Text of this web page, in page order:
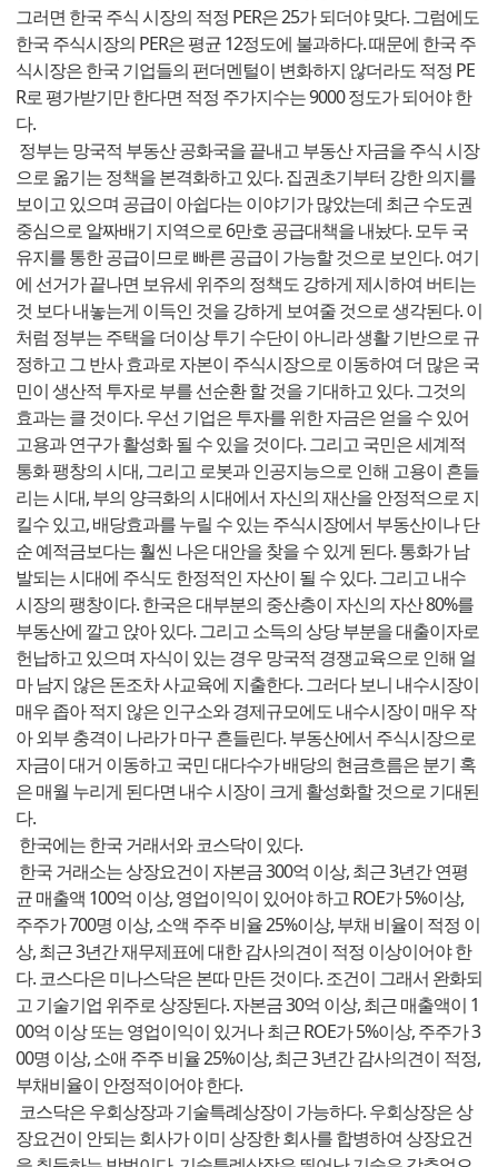
그러면 한국 주식 시장의 적정 PER은 25가 되더야 맞다. 그럼에도
한국 주식시장의 PER은 평균 12정도에 불과하다. 때문에 한국 주
식시장은 한국 기업들의 펀더멘털이 변화하지 않더라도 적정 PE
R로 평가받기만 한다면 적정 주가지수는 9000 정도가 되어야 한
다.
정부는 망국적 부동산 공화국을 끝내고 부동산 자금을 주식 시장
으로 옮기는 정책을 본격화하고 있다. 집권초기부터 강한 의지를
보이고 있으며 공급이 아쉽다는 이야기가 많았는데 최근 수도권
중심으로 알짜배기 지역으로 6만호 공급대책을 내놨다. 모두 국
유지를 통한 공급이므로 빠른 공급이 가능할 것으로 보인다. 여기
에 선거가 끝나면 보유세 위주의 정책도 강하게 제시하여 버티는
것 보다 내놓는게 이득인 것을 강하게 보여줄 것으로 생각된다. 이
처럼 정부는 주택을 더이상 투기 수단이 아니라 생활 기반으로 규
정하고 그 반사 효과로 자본이 주식시장으로 이동하여 더 많은 국
민이 생산적 투자로 부를 선순환 할 것을 기대하고 있다. 그것의
효과는 클 것이다. 우선 기업은 투자를 위한 자금은 얻을 수 있어
고용과 연구가 활성화 될 수 있을 것이다. 그리고 국민은 세계적
통화 팽창의 시대, 그리고 로봇과 인공지능으로 인해 고용이 흔들
리는 시대, 부의 양극화의 시대에서 자신의 재산을 안정적으로 지
킬수 있고, 배당효과를 누릴 수 있는 주식시장에서 부동산이나 단
순 예적금보다는 훨씬 나은 대안을 찾을 수 있게 된다. 통화가 남
발되는 시대에 주식도 한정적인 자산이 될 수 있다. 그리고 내수
시장의 팽창이다. 한국은 대부분의 중산층이 자신의 자산 80%를
부동산에 깔고 앉아 있다. 그리고 소득의 상당 부분을 대출이자로
헌납하고 있으며 자식이 있는 경우 망국적 경쟁교육으로 인해 얼
마 남지 않은 돈조차 사교육에 지출한다. 그러다 보니 내수시장이
매우 좁아 적지 않은 인구소와 경제규모에도 내수시장이 매우 작
아 외부 충격이 나라가 마구 흔들린다. 부동산에서 주식시장으로
자금이 대거 이동하고 국민 대다수가 배당의 현금흐름은 분기 혹
은 매월 누리게 된다면 내수 시장이 크게 활성화할 것으로 기대된
다.
한국에는 한국 거래서와 코스닥이 있다.
한국 거래소는 상장요건이 자본금 300억 이상, 최근 3년간 연평
균 매출액 100억 이상, 영업이익이 있어야 하고 ROE가 5%이상,
주주가 700명 이상, 소액 주주 비율 25%이상, 부채 비율이 적정 이
상, 최근 3년간 재무제표에 대한 감사의견이 적정 이상이어야 한
다. 코스다은 미나스닥은 본따 만든 것이다. 조건이 그래서 완화되
고 기술기업 위주로 상장된다. 자본금 30억 이상, 최근 매출액이 1
00억 이상 또는 영업이익이 있거나 최근 ROE가 5%이상, 주주가 3
00명 이상, 소애 주주 비율 25%이상, 최근 3년간 감사의견이 적정,
부채비율이 안정적이어야 한다.
코스닥은 우회상장과 기술특례상장이 가능하다. 우회상장은 상
장요건이 안되는 회사가 이미 상장한 회사를 합병하여 상장요건